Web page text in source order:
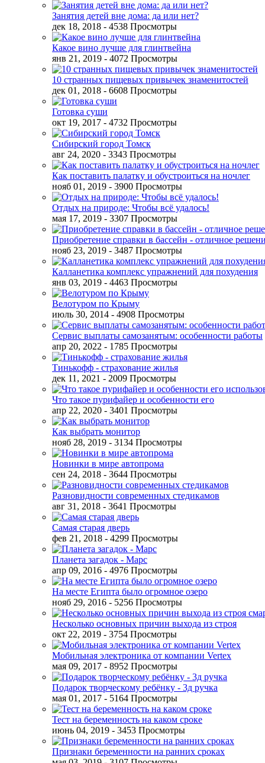
Занятия детей вне дома: да или нет?
дек 18, 2018 - 4538 Просмотры
Какое вино лучше для глинтвейна
янв 21, 2019 - 4072 Просмотры
10 странных пищевых привычек знаменитостей
дек 01, 2018 - 6608 Просмотры
Готовка суши
окт 19, 2017 - 4732 Просмотры
Сибирский город Томск
авг 24, 2020 - 3343 Просмотры
Как поставить палатку и обустроиться на ночлег
нояб 01, 2019 - 3900 Просмотры
Отдых на природе: Чтобы всё удалось!
мая 17, 2019 - 3307 Просмотры
Приобретение справки в бассейн - отличное
нояб 23, 2019 - 3487 Просмотры
Калланетика комплекс упражнений для похудения
янв 03, 2019 - 4463 Просмотры
Велотуром по Крыму
июль 30, 2014 - 4908 Просмотры
Сервис выплаты самозанятым: особенности работы
апр 20, 2022 - 1785 Просмотры
Тинькофф - страхование жилья
дек 11, 2021 - 2009 Просмотры
Что такое пурифайер и особенности его
апр 22, 2020 - 3401 Просмотры
Как выбрать монитор
нояб 28, 2019 - 3134 Просмотры
Новинки в мире автопрома
сен 24, 2018 - 3644 Просмотры
Разновидности современных стедикамов
авг 31, 2018 - 3641 Просмотры
Самая старая дверь
фев 21, 2018 - 4299 Просмотры
Планета загадок - Марс
апр 09, 2016 - 4976 Просмотры
На месте Египта было огромное озеро
нояб 29, 2016 - 5256 Просмотры
Несколько основных причин выхода из строя
окт 22, 2019 - 3754 Просмотры
Мобильная электроника от компании Vertex
мая 09, 2017 - 8952 Просмотры
Подарок творческому ребёнку - 3д ручка
мая 01, 2017 - 5164 Просмотры
Тест на беременность на каком сроке
июнь 04, 2019 - 3453 Просмотры
Признаки беременности на ранних сроках